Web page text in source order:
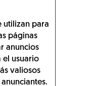
utilizan para
páginas
anuncios
el usuario
valiosos